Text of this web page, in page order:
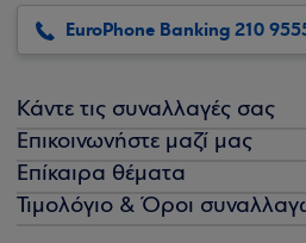
EuroPhone Banking 210
Κάντε τις συναλλαγές σας
Επικοινωνήστε μαζί μας
Επίκαιρα θέματα
Τιμολόγιο & Όροι